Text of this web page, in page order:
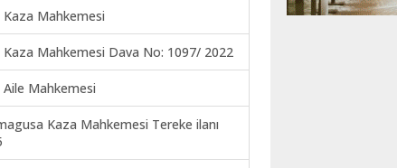
Kaza Mahkemesi
Kaza Mahkemesi Dava No: 1097/ 2022
Aile Mahkemesi
Kaza Mahkemesi Tereke ilanı